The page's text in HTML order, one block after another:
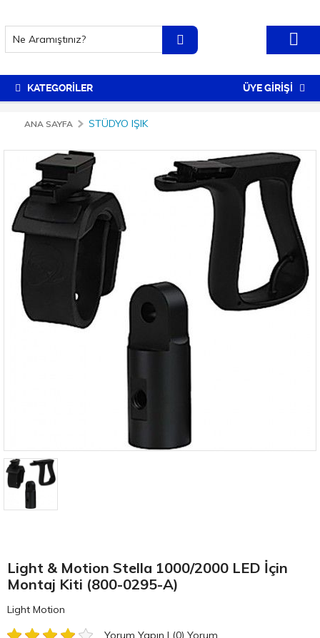
KATEGORİLER ÜYE GİRİŞİ
ANA SAYFA STÜDYO IŞIK
Light & Motion Stella 1000/2000 LED İçin
Montaj Kiti (800-0295-A)
Light Motion
Yorum Yapın | (0) Yorum